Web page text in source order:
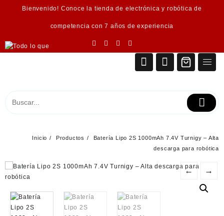
Bienvenido! Conoce la tienda de electrónica y robótica de
competencia con 7 años de experiencia
Inicio Productos
Batería Lipo 2S 1000mAh 7.4V Turnigy – Alta
descarga para robótica
← →